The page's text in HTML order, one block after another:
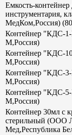
Емкость-контейнер
инструментария,
МедКом,Россия)
Контейнер
М,Россия)
Контейнер
М,Россия)
Контейнер
М,Россия)
Контейнер
М,Россия)
Контейнер 30мл с
стерильный (ООО
Мед,Республика